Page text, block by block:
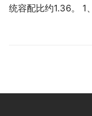
统容配比约1.36。 1